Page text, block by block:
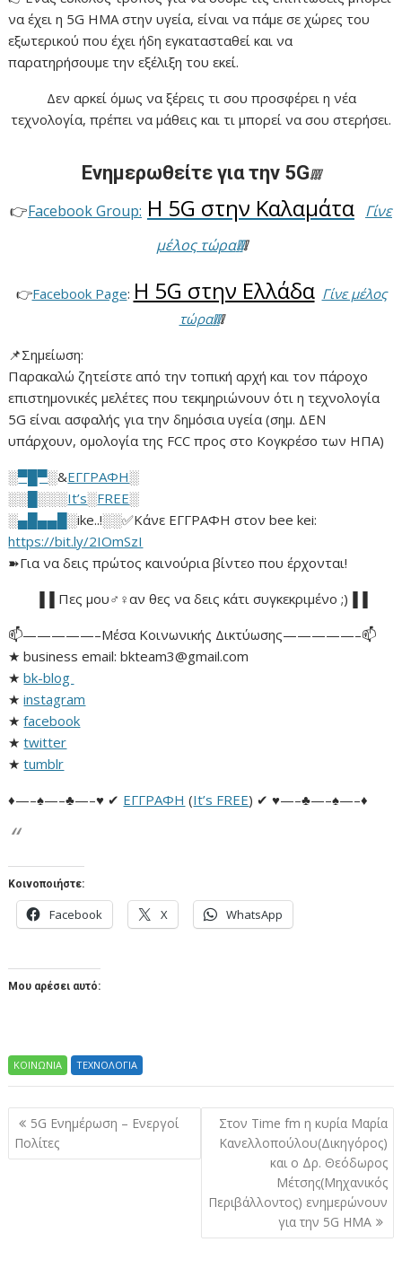
να έχει η 5G ΗΜΑ στην υγεία, είναι να πάμε σε χώρες του
εξωτερικού που έχει ήδη εγκατασταθεί και να
παρατηρήσουμε την εξέλιξη του εκεί.
Δεν αρκεί όμως να ξέρεις τι σου προσφέρει η νέα
τεχνολογία, πρέπει να μάθεις και τι μπορεί να σου στερήσει.
Ενημερωθείτε για την 5G❕❕❕
👉Facebook Group: Η 5G στην Καλαμάτα Γίνε
μέλος τώρα❕❕❕
👉Facebook Page: Η 5G στην Ελλάδα Γίνε μέλος
τώρα❕❕❕
📌Σημείωση:
Παρακαλώ ζητείστε από την τοπική αρχή και τον πάροχο
επιστημονικές μελέτες που τεκμηριώνουν ότι η τεχνολογία
5G είναι ασφαλής για την δημόσια υγεία (σημ. ΔΕΝ
υπάρχουν, ομολογία της FCC προς στο Κογκρέσο των ΗΠΑ)
░▀█▀░&ΕΓΓΡΑΦΗ░
░░ █░░░It’s░FREE░
░▄█▄▄█░ike..!░░✅Κάνε ΕΓΓΡΑΦΗ στον bee kei:
https://bit.ly/2IOmSzI
➽Για να δεις πρώτος καινούρια βίντεο που έρχονται!
▐▐ Πες μου♂♀αν θες να δεις κάτι συγκεκριμένο ;)▐▐
📫—————–Μέσα Κοινωνικής Δικτύωσης—————–📫
★ business email: bkteam3@gmail.com
★bk-blog
★instagram
★facebook
★twitter
★tumblr
♦—–♠—–♣—–♥ ✔ ΕΓΓΡΑΦΗ (It’s FREE) ✔ ♥—–♣—–♠—–♦
Κοινοποιήστε:
Facebook X WhatsApp
Μου αρέσει αυτό:
ΚΟΙΝΩΝΙΑ ΤΕΧΝΟΛΟΓΙΑ
Πλοήγηση
άρθρων
5G Ενημέρωση – Ενεργοί
Πολίτες
Στον Τime fm η κυρία Μαρία
Κανελλοπούλου(Δικηγόρος)
και ο Δρ. Θεόδωρος
Μέτσης(Μηχανικός
Περιβάλλοντος) ενημερώνουν
για την 5G ΗΜΑ